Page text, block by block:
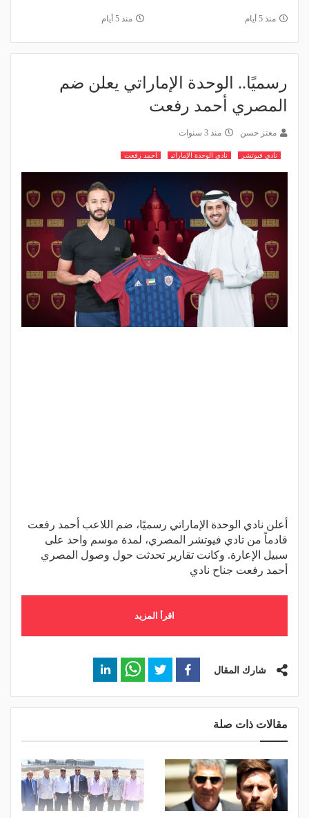
منذ 5 أيام منذ 5 أيام
رسميًا.. الوحدة الإماراتي يعلن ضم
المصري أحمد رفعت
معتز حسن منذ 3 سنوات
نادي فيوتشر نادي الوحدة الإماراتي احمد رفعت
أعلن نادي الوحدة الإماراتي رسميًا، ضم اللاعب أحمد رفعت
قادماً من تادي فيوتشر المصري، لمدة موسم واحد على
سبيل الإعارة. وكانت تقارير تحدثت حول وصول المصري
أحمد رفعت جناح نادي
اقرأ المزيد
شارك المقال
مقالات ذات صلة